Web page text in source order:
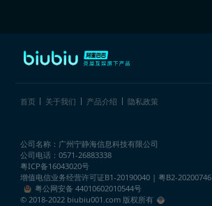
首页 关于我们 产品介绍 隐私政策
公司名称：广州宁静海信息科技有限公司
公司电话：0571-26883338
粤ICP备16043020号
增值电信业务经营许可证B1-20190040 | 粤B2-20200746
粤公网安备 44010602010544号
© 2018-2022 biubiu001.com 版权所有